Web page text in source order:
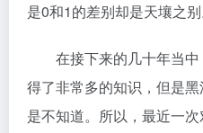
是0和1的差别却是天壤之别
在接下来的几十年当中
得了非常多的知识，但是
是不知道。所以，最近一